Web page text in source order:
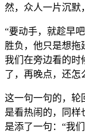
然，众人一片沉默
“要动手，就趁早
胜负，他只是想拖
我们在旁边看的时
了，再晚点，还怎
这一句一句的，轮
是看热闹的，同样
是添了一句：“我